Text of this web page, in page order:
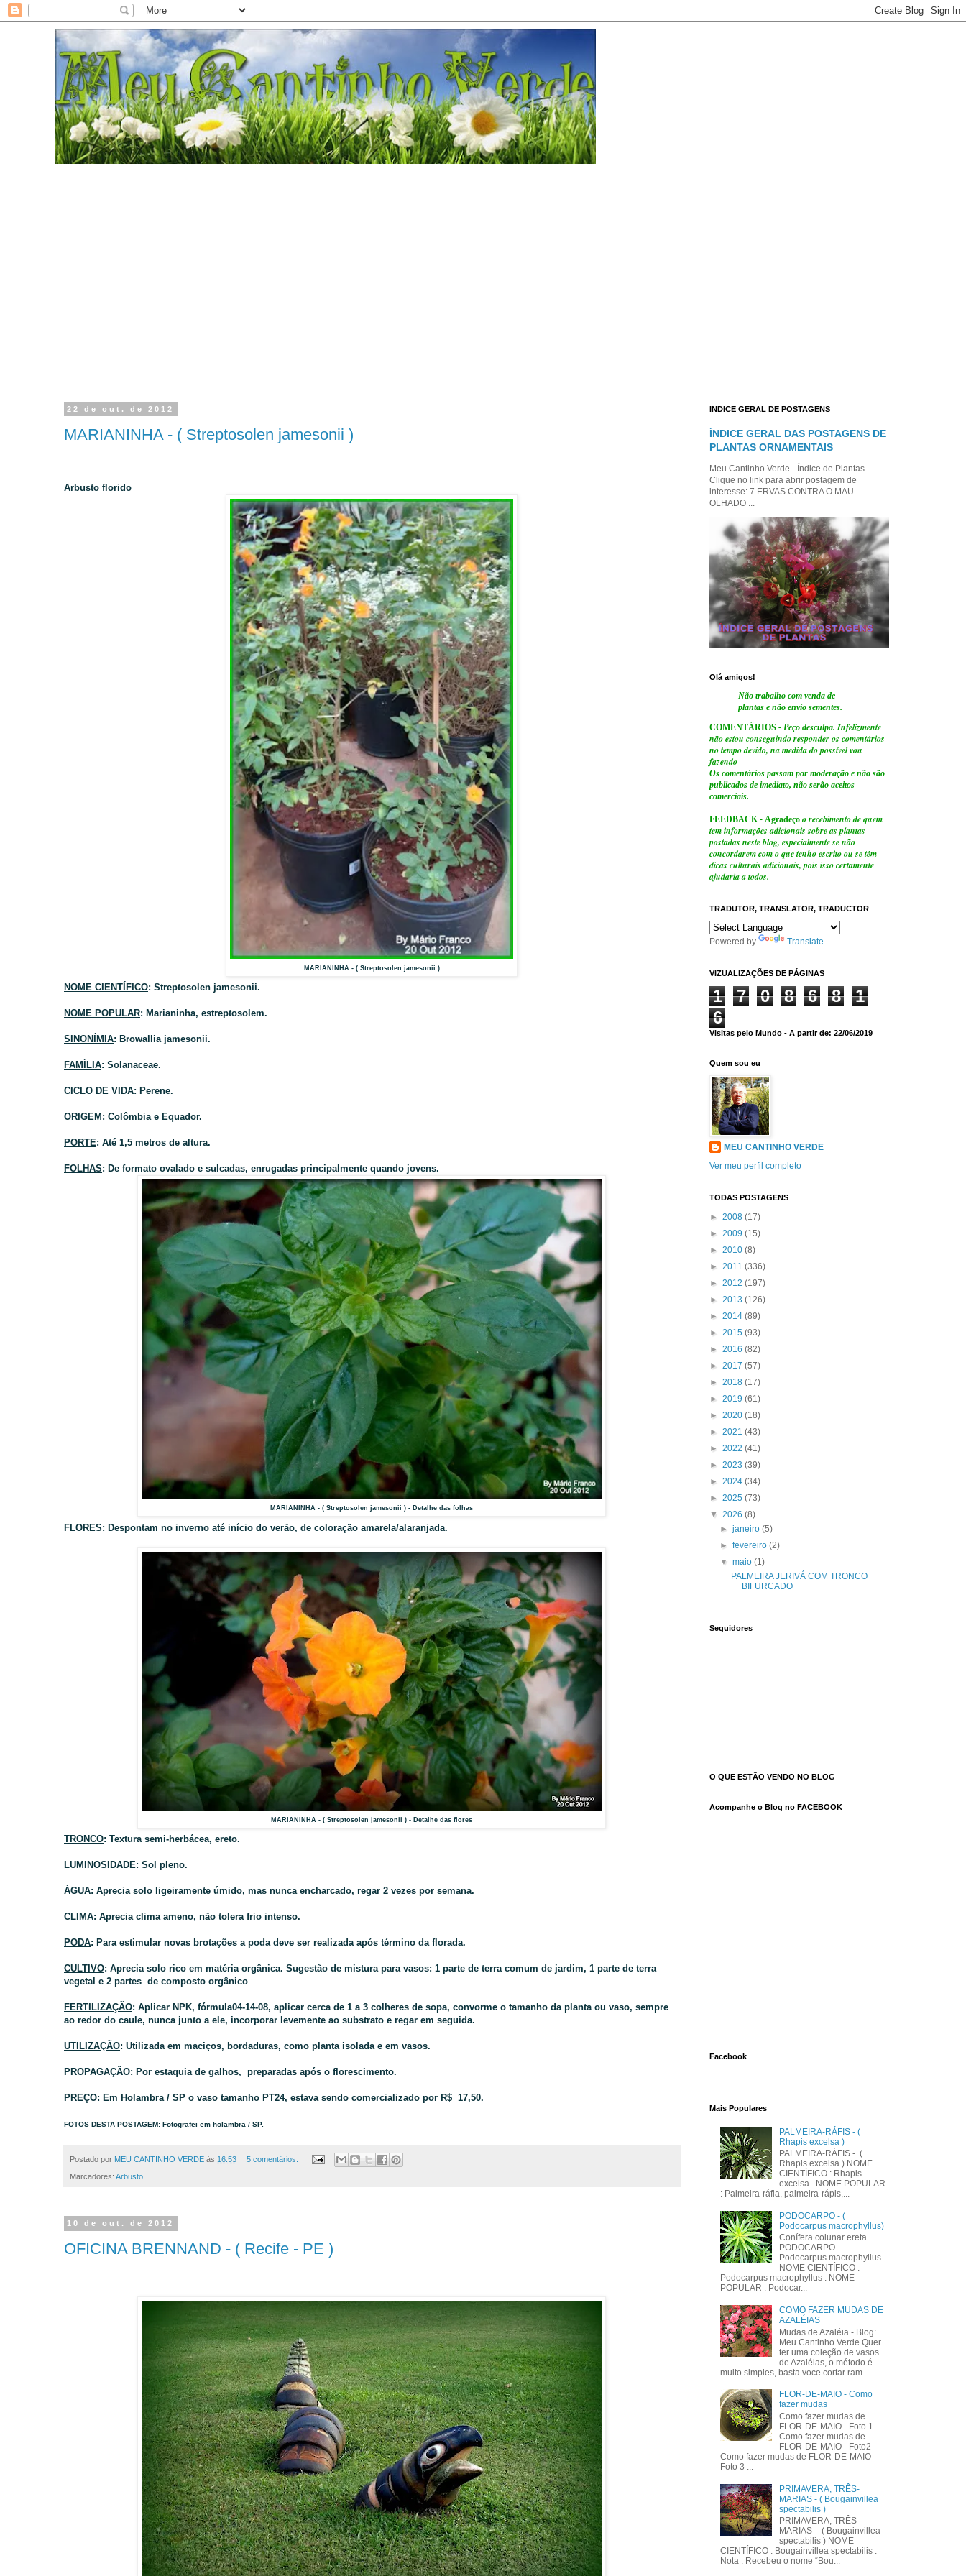
22 de out. de 2012
MARIANINHA - ( Streptosolen jamesonii )
Arbusto florido
MARIANINHA - ( Streptosolen jamesonii )
NOME CIENTÍFICO: Streptosolen jamesonii.
NOME POPULAR: Marianinha, estreptosolem.
SINONÍMIA: Browallia jamesonii.
FAMÍLIA: Solanaceae.
CICLO DE VIDA: Perene.
ORIGEM : Colômbia e Equador.
PORTE: Até 1,5 metros de altura.
FOLHAS: De formato ovalado e sulcadas, enrugadas principalmente quando jovens.
MARIANINHA - ( Streptosolen jamesonii ) - Detalhe das folhas
FLORES: Despontam no inverno até início do verão, de coloração amarela/alaranjada.
MARIANINHA - ( Streptosolen jamesonii ) - Detalhe das flores
TRONCO: Textura semi-herbácea, ereto.
LUMINOSIDADE: Sol pleno.
ÁGUA: Aprecia solo ligeiramente úmido, mas nunca encharcado, regar 2 vezes por semana.
CLIMA: Aprecia clima ameno, não tolera frio intenso.
PODA: Para estimular novas brotações a poda deve ser realizada após término da florada.
CULTIVO: Aprecia solo rico em matéria orgânica. Sugestão de mistura para vasos: 1 parte de terra comum de jardim, 1 parte de terra
vegetal e 2 partes de composto orgânico
FERTILIZAÇÃO: Aplicar NPK, fórmula04-14-08, aplicar cerca de 1 a 3 colheres de sopa, convorme o tamanho da planta ou vaso, sempre
ao redor do caule, nunca junto a ele, incorporar levemente ao substrato e regar em seguida.
UTILIZAÇÃO: Utilizada em maciços, bordaduras, como planta isolada e em vasos.
PROPAGAÇÃO: Por estaquia de galhos, preparadas após o florescimento.
PREÇO: Em Holambra / SP o vaso tamanho PT24, estava sendo comercializado por R$ 17,50.
FOTOS DESTA POSTAGEM: Fotografei em holambra / SP.
Postado por MEU CANTINHO VERDE às 16:53 5 comentários:
Marcadores: Arbusto
10 de out. de 2012
OFICINA BRENNAND - ( Recife - PE )
INDICE GERAL DE POSTAGENS
ÍNDICE GERAL DAS POSTAGENS DE
PLANTAS ORNAMENTAIS
Meu Cantinho Verde - Índice de Plantas
Clique no link para abrir postagem de
interesse: 7 ERVAS CONTRA O MAU-
OLHADO ...
Olá amigos!
Não trabalho com venda de
plantas e não envio sementes.
COMENTÁRIOS - Peço desculpa.Infelizmente
não estou conseguindo responder os comentários
no tempo devido, na medida do possível vou
fazendo
Os comentários passam por moderação e não são
publicados de imediato, não serão aceitos
comerciais.
FEEDBACK- Agradeço o recebimento de quem
tem informações adicionais sobre as plantas
postadas neste blog, especialmente se não
concordarem com o que tenho escrito ou se têm
dicas culturais adicionais, pois isso certamente
ajudaria a todos.
TRADUTOR, TRANSLATOR, TRADUCTOR
Powered by Translate
VIZUALIZAÇÕES DE PÁGINAS
1 7 0 8 6 8
1
6
Visitas pelo Mundo - A partir de: 22/06/2019
Quem sou eu
MEU CANTINHO VERDE
Ver meu perfil completo
TODAS POSTAGENS
► 2008 (17)
► 2009 (15)
► 2010 (8)
► 2011 (336)
► 2012 (197)
► 2013 (126)
► 2014 (89)
► 2015 (93)
► 2016 (82)
► 2017 (57)
► 2018 (17)
► 2019 (61)
► 2020 (18)
► 2021 (43)
► 2022 (41)
► 2023 (39)
► 2024 (34)
► 2025 (73)
▼ 2026 (8)
►janeiro(5)
►fevereiro(2)
▼maio(1)
PALMEIRA JERIVÁ COM TRONCO
BIFURCADO
Seguidores
O QUE ESTÃO VENDO NO BLOG
Acompanhe o Blog no FACEBOOK
Facebook
Mais Populares
PALMEIRA-RÁFIS - (
Rhapis excelsa )
PALMEIRA-RÁFIS - (
Rhapis excelsa ) NOME
CIENTÍFICO : Rhapis
excelsa . NOME POPULAR
: Palmeira-ráfia, palmeira-rápis,...
PODOCARPO - (
Podocarpus macrophyllus)
Conífera colunar ereta.
PODOCARPO -
Podocarpus macrophyllus
NOME CIENTÍFICO :
Podocarpus macrophyllus . NOME
POPULAR : Podocar...
COMO FAZER MUDAS DE
AZALÉIAS
Mudas de Azaléia - Blog:
Meu Cantinho Verde Quer
ter uma coleção de vasos
de Azaléias, o método é
muito simples, basta voce cortar ram...
FLOR-DE-MAIO - Como
fazer mudas
Como fazer mudas de
FLOR-DE-MAIO - Foto 1
Como fazer mudas de
FLOR-DE-MAIO - Foto2
Como fazer mudas de FLOR-DE-MAIO -
Foto 3 ...
PRIMAVERA, TRÊS-
MARIAS - ( Bougainvillea
spectabilis )
PRIMAVERA, TRÊS-
MARIAS - ( Bougainvillea
spectabilis ) NOME
CIENTÍFICO : Bougainvillea spectabilis .
Nota : Recebeu o nome “Bou...